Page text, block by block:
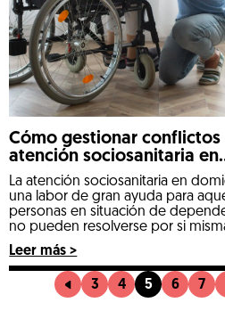
Cómo gestionar conflictos
atención sociosanitaria en
domicilio
La atención sociosanitaria en
una labor de gran ayuda para
personas en situación de
no pueden resolverse por si
a cabo un buen trabajo en este
solo implica proporcionarles
cuidados, sino también fomentar
interacción cordial con los
Leer más >
3 4 5 6 7